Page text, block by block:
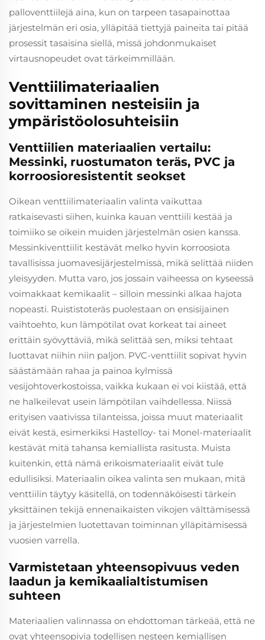
palloventtiilejä aina, kun on tarpeen tasapainottaa
järjestelmän eri osia, ylläpitää tiettyjä paineita tai pitää
prosessit tasaisina siellä, missä johdonmukaiset
virtausnopeudet ovat tärkeimmillään.
Venttiilimateriaalien
sovittaminen nesteisiin ja
ympäristöolosuhteisiin
Venttiilien materiaalien vertailu:
Messinki, ruostumaton teräs, PVC ja
korroosioresistentit seokset
Oikean venttiilimateriaalin valinta vaikuttaa
ratkaisevasti siihen, kuinka kauan venttiili kestää ja
toimiiko se oikein muiden järjestelmän osien kanssa.
Messinkiventtiilit kestävät melko hyvin korroosiota
tavallisissa juomavesijärjestelmissä, mikä selittää niiden
yleisyyden. Mutta varo, jos jossain vaiheessa on kyseessä
voimakkaat kemikaalit – silloin messinki alkaa hajota
nopeasti. Ruis­tisto­teräs puolestaan on ensisijainen
vaihtoehto, kun lämpötilat ovat korkeat tai aineet
erittäin syövyttäviä, mikä selittää sen, miksi tehtaat
luottavat niihin niin paljon. PVC-venttiilit sopivat hyvin
säästämään rahaa ja painoa kylmissä
vesijohtoverkostoissa, vaikka kukaan ei voi kiistää, että
ne halkeilevat usein lämpötilan vaihdellessa. Niissä
erityisen vaativissa tilanteissa, joissa muut materiaalit
eivät kestä, esimerkiksi Hastelloy- tai Monel-materiaalit
kestävät mitä tahansa kemiallista rasitusta. Muista
kuitenkin, että nämä erikoismateriaalit eivät tule
edullisiksi. Materiaalin oikea valinta sen mukaan, mitä
venttiilin täytyy käsitellä, on todennäköisesti tärkein
yksittäinen tekijä ennenaikaisten vikojen välttämisessä
ja järjestelmien luotettavan toiminnan ylläpitämisessä
vuosien varrella.
Varmistetaan yhteensopivuus veden
laadun ja kemikaalialtistumisen
suhteen
Materiaalien valinnassa on ehdottoman tärkeää, että ne
ovat yhteensopivia todellisen nesteen kemiallisen